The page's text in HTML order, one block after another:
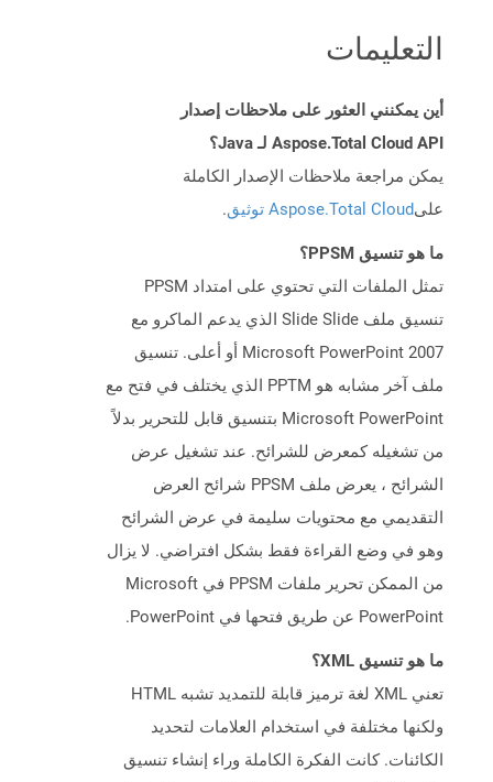
التعليمات
أين يمكنني العثور على ملاحظات إصدار
Aspose.Total Cloud API لـ Java؟
يمكن مراجعة ملاحظات الإصدار الكاملة
علىAspose.Total Cloud توثيق .
ما هو تنسيق PPSM؟
تمثل الملفات التي تحتوي على امتداد PPSM
تنسيق ملف Slide Slide الذي يدعم الماكرو مع
Microsoft PowerPoint 2007 أو أعلى. تنسيق
ملف آخر مشابه هو PPTM الذي يختلف في فتح مع
Microsoft PowerPoint بتنسيق قابل للتحرير بدلاً
من تشغيله كمعرض للشرائح. عند تشغيل عرض
الشرائح ، يعرض ملف PPSM شرائح العرض
التقديمي مع محتويات سليمة في عرض الشرائح
وهو في وضع القراءة فقط بشكل افتراضي. لا يزال
من الممكن تحرير ملفات PPSM في Microsoft
PowerPoint عن طريق فتحها في PowerPoint.
ما هو تنسيق XML؟
تعني XML لغة ترميز قابلة للتمديد تشبه HTML
ولكنها مختلفة في استخدام العلامات لتحديد
الكائنات. كانت الفكرة الكاملة وراء إنشاء تنسيق